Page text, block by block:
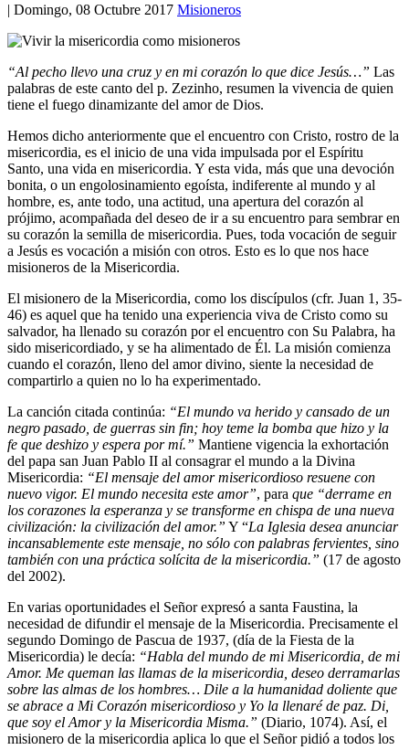
| Domingo, 08 Octubre 2017 Misioneros
“Al pecho llevo una cruz y en mi corazón lo que dice Jesús…” Las
palabras de este canto del p. Zezinho, resumen la vivencia de quien
tiene el fuego dinamizante del amor de Dios.
Hemos dicho anteriormente que el encuentro con Cristo, rostro de la
misericordia, es el inicio de una vida impulsada por el Espíritu
Santo, una vida en misericordia. Y esta vida, más que una devoción
bonita, o un engolosinamiento egoísta, indiferente al mundo y al
hombre, es, ante todo, una actitud, una apertura del corazón al
prójimo, acompañada del deseo de ir a su encuentro para sembrar en
su corazón la semilla de misericordia. Pues, toda vocación de seguir
a Jesús es vocación a misión con otros. Esto es lo que nos hace
misioneros de la Misericordia.
El misionero de la Misericordia, como los discípulos (cfr. Juan 1, 35-
46) es aquel que ha tenido una experiencia viva de Cristo como su
salvador, ha llenado su corazón por el encuentro con Su Palabra, ha
sido misericordiado, y se ha alimentado de Él. La misión comienza
cuando el corazón, lleno del amor divino, siente la necesidad de
compartirlo a quien no lo ha experimentado.
La canción citada continúa: “El mundo va herido y cansado de un
negro pasado, de guerras sin fin; hoy teme la bomba que hizo y la
fe que deshizo y espera por mí.” Mantiene vigencia la exhortación
del papa san Juan Pablo II al consagrar el mundo a la Divina
Misericordia: “El mensaje del amor misericordioso resuene con
nuevo vigor. El mundo necesita este amor”, para que “derrame en
los corazones la esperanza y se transforme en chispa de una nueva
civilización: la civilización del amor.” Y “La Iglesia desea anunciar
incansablemente este mensaje, no sólo con palabras fervientes, sino
también con una práctica solícita de la misericordia.” (17 de agosto
del 2002).
En varias oportunidades el Señor expresó a santa Faustina, la
necesidad de difundir el mensaje de la Misericordia. Precisamente el
segundo Domingo de Pascua de 1937, (día de la Fiesta de la
Misericordia) le decía: “Habla del mundo de mi Misericordia, de mi
Amor. Me queman las llamas de la misericordia, deseo derramarlas
sobre las almas de los hombres… Dile a la humanidad doliente que
se abrace a Mi Corazón misericordioso y Yo la llenaré de paz. Di,
que soy el Amor y la Misericordia Misma.” (Diario, 1074). Así, el
misionero de la misericordia aplica lo que el Señor pidió a todos los